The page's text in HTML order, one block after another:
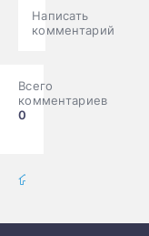
Написать
комментарий
Всего
комментариев
0